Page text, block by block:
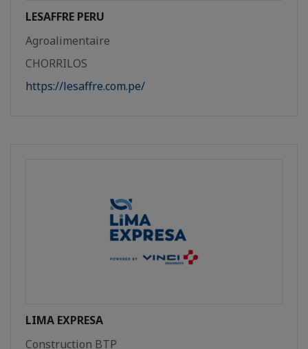
LESAFFRE PERU
Agroalimentaire
CHORRILOS
https://lesaffre.com.pe/
LIMA EXPRESA
Construction BTP